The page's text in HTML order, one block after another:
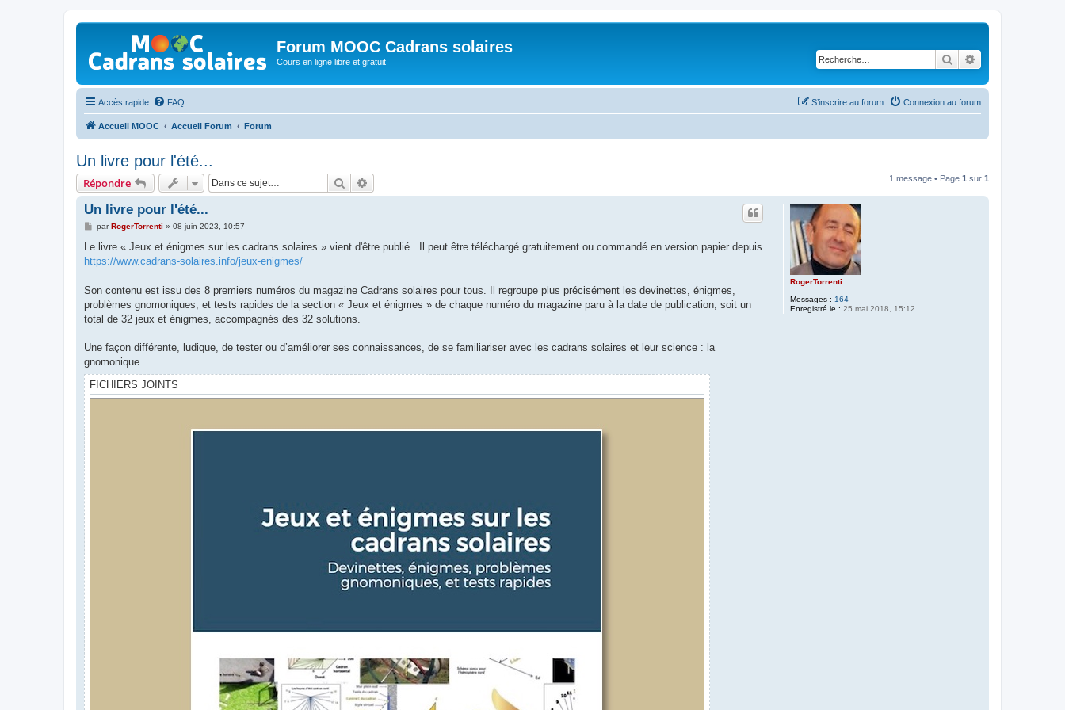
Forum MOOC Cadrans solaires
Cours en ligne libre et gratuit Rechercher
Accès rapide FAQ Connexion au forum
S’inscrire au forum
Accueil MOOC Accueil Forum Forum
Un livre pour l'été...
Répondre Rechercher 1 message • Page 1 sur 1
RogerTorrenti
Messages : 164
Enregistré le : 25 mai 2018, 15:12
Un livre pour l'été...
M
s
a
parRogerTorrenti » 08 juin 2023, 10:57
Le livre « Jeux et énigmes sur les cadrans solaires » vient d'être publié . Il peut être téléchargé gratuitement ou commandé en version papier depuis
https://www.cadrans-solaires.info/jeux-enigmes/
Son contenu est issu des 8 premiers numéros du magazine Cadrans solaires pour tous. Il regroupe plus précisément les devinettes, énigmes,
problèmes gnomoniques, et tests rapides de la section « Jeux et énigmes » de chaque numéro du magazine paru à la date de publication, soit un
total de 32 jeux et énigmes, accompagnés des 32 solutions.
Une façon différente, ludique, de tester ou d’améliorer ses connaissances, de se familiariser avec les cadrans solaires et leur science : la
gnomonique…
FICHIERS JOINTS